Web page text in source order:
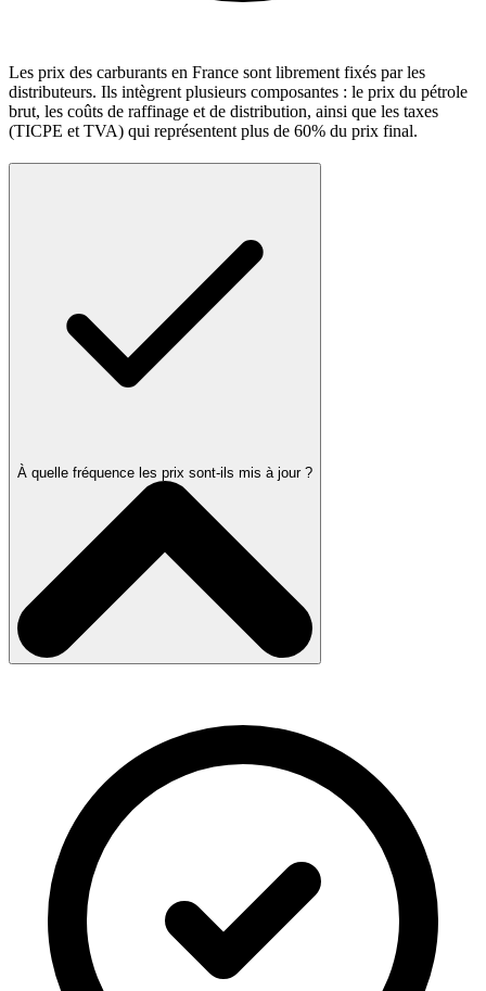
Les prix des carburants en France sont librement fixés par les
distributeurs. Ils intègrent plusieurs composantes : le prix du pétrole
brut, les coûts de raffinage et de distribution, ainsi que les taxes
(TICPE et TVA) qui représentent plus de 60% du prix final.
À quelle fréquence les prix sont-ils mis à jour ?